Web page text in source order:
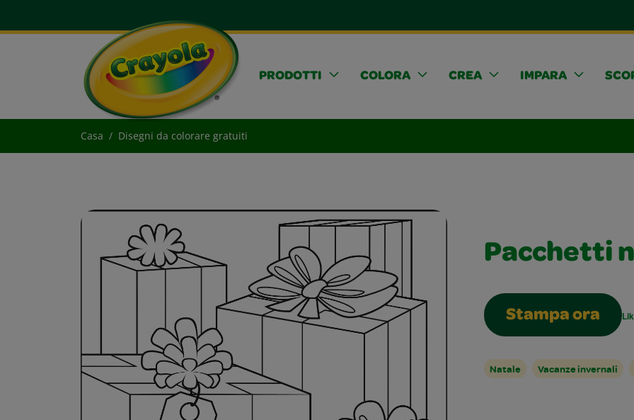
PRODOTTI COLORA CREA IMPARA
Casa Disegni da colorare gratuiti
Pacchetti
Stampa ora
Natale Vacanze invernali